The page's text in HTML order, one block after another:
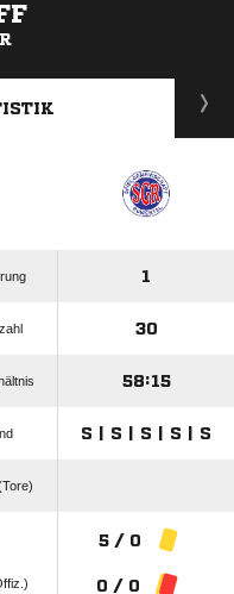
1
30
58:15
S | S | S | S | S
5 / 0
0 / 0